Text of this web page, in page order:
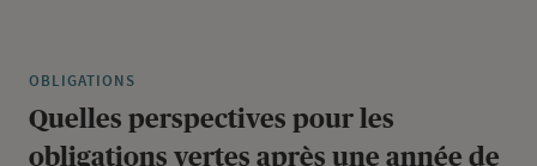
OBLIGATIONS
Quelles perspectives pour les
obligations vertes après une année de